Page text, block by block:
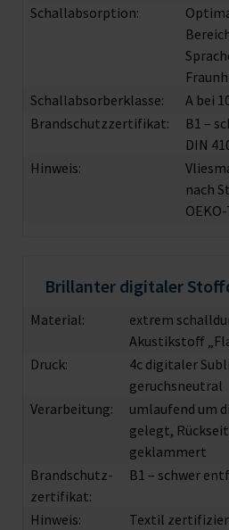
Schallabsorption:
Schallabsorberklasse:
A bei
Brandschutzzertifikat:
B1 –
DIN
Hinweis:
nach
Brillanter digitaler
Material:
extrem
Akustikstoff
Druck:
4c digitaler
geruchsneutral
Verarbeitung:
umlaufend um
gelegt,
geklammert
Brandschutz­
zertifikat:
B1 – schwer
Hinweis:
Textil